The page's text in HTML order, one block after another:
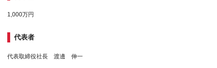
1,000万円
代表者
代表取締役社長 渡邊 伸一